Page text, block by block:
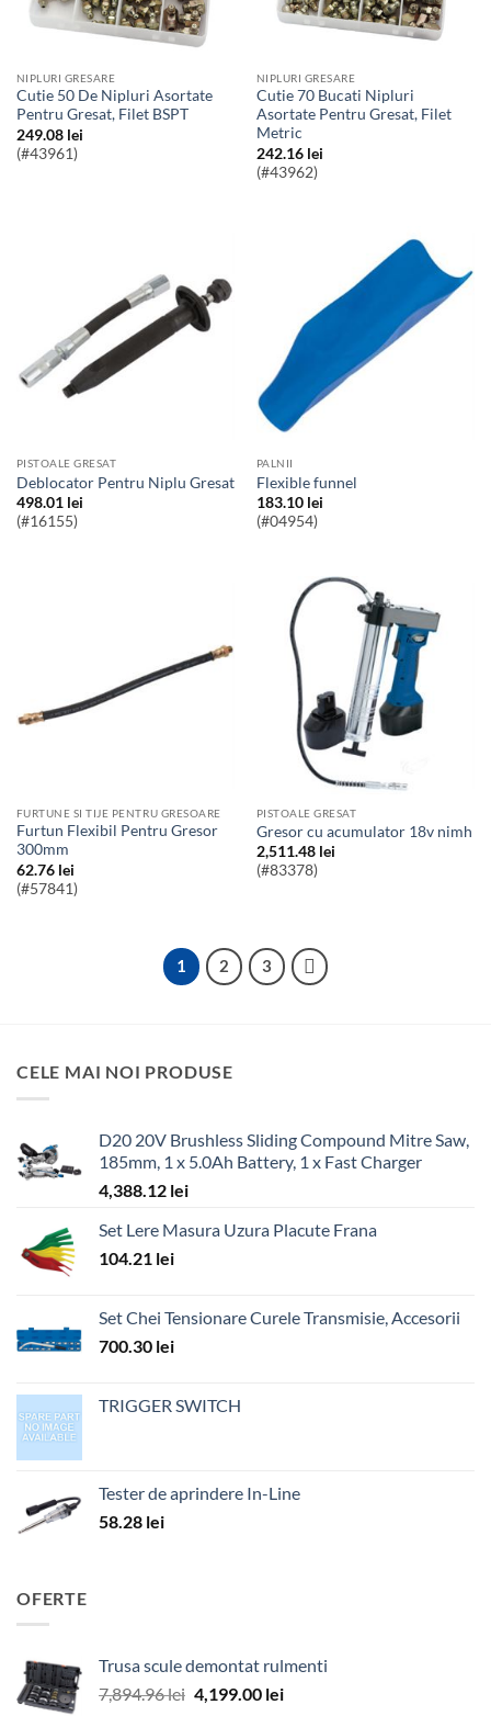
NIPLURI GRESARE
Cutie 50 De Nipluri Asortate
Pentru Gresat, Filet BSPT
249.08 lei
(#43961)
NIPLURI GRESARE
Cutie 70 Bucati Nipluri
Asortate Pentru Gresat, Filet
Metric
242.16 lei
(#43962)
PISTOALE GRESAT
Deblocator Pentru Niplu Gresat
498.01 lei
(#16155)
PALNII
Flexible funnel
183.10 lei
(#04954)
FURTUNE SI TIJE PENTRU GRESOARE
Furtun Flexibil Pentru Gresor
300mm
62.76 lei
(#57841)
PISTOALE GRESAT
Gresor cu acumulator 18v nimh
2,511.48 lei
(#83378)
1 2 3
CELE MAI NOI PRODUSE
D20 20V Brushless Sliding Compound Mitre Saw,
185mm, 1 x 5.0Ah Battery, 1 x Fast Charger
4,388.12 lei
Set Lere Masura Uzura Placute Frana
104.21 lei
Set Chei Tensionare Curele Transmisie, Accesorii
700.30 lei
TRIGGER SWITCH
Tester de aprindere In-Line
58.28 lei
OFERTE
Trusa scule demontat rulmenti
7,894.96lei Prețul
4,199.00 leiPrețul